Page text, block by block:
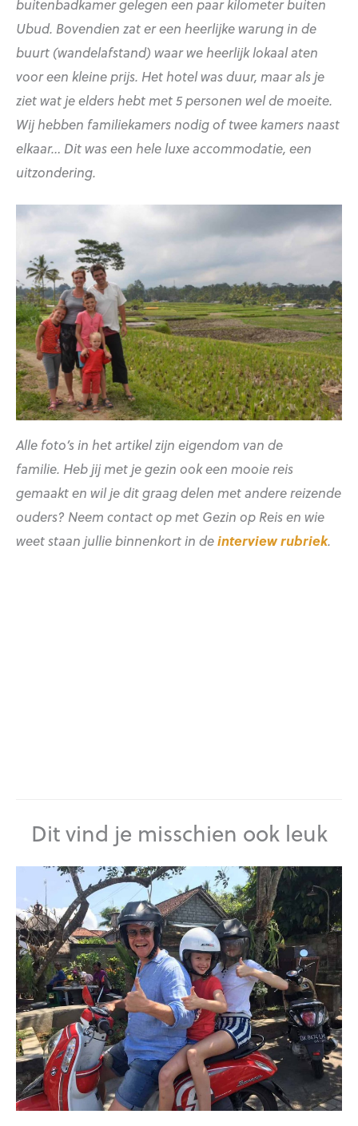
Ubud. Bovendien zat er een heerlijke warung in de
buurt (wandelafstand) waar we heerlijk lokaal aten
voor een kleine prijs. Het hotel was duur, maar als je
ziet wat je elders hebt met 5 personen wel de moeite.
Wij hebben familiekamers nodig of twee kamers naast
elkaar… Dit was een hele luxe accommodatie, een
uitzondering.
Alle foto’s in het artikel zijn eigendom van de
familie. Heb jij met je gezin ook een mooie reis
gemaakt en wil je dit graag delen met andere reizende
ouders? Neem contact op met Gezin op Reis en wie
weet staan jullie binnenkort in deinterview rubriek.
Dit vind je misschien ook leuk